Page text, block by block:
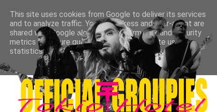
This site uses cookies from Google to deliver its services
and to analyze traffic. Your IP address and user-agent are
shared with Google along with performance and security
metrics to ensure quality of service, generate usage
statistics, and to detect and address abuse.
LEARN MORE GOT IT